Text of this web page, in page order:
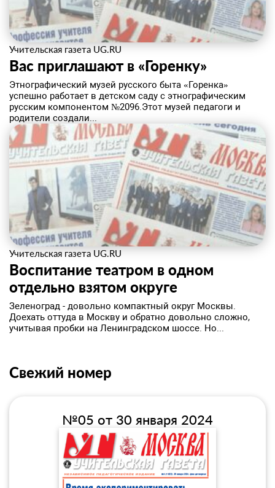
Учительская газета UG.RU
Вас приглашают в «Горенку»
​Этнографический музей русского быта «Горенка»
успешно работает в детском саду с этнографическим
русским компонентом №2096.Этот музей педагоги и
родители создали...
Учительская газета UG.RU
Воспитание театром в одном
отдельно взятом округе
​Зеленоград - довольно компактный округ Москвы.
Доехать оттуда в Москву и обратно довольно сложно,
учитывая пробки на Ленинградском шоссе. Но...
Свежий номер
№05 от 30 января 2024